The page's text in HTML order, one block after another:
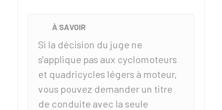
À SAVOIR
Si la décision du juge ne
s'applique pas aux cyclomoteurs
et quadricycles légers à moteur,
vous pouvez demander un titre
de conduite avec la seule